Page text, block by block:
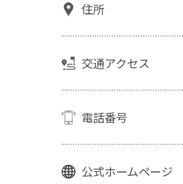
住所
交通アクセス
電話番号
公式ホームページ